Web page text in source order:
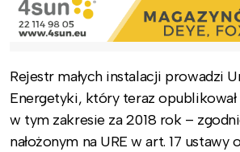
Rejestr małych instalacji prowadzi
Energetyki, który teraz
w tym zakresie za 2018 rok –
nałożonym na URE w art. 17 ustawy